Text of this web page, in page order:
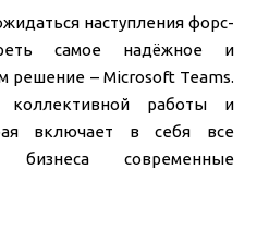
наступления форс-
самое надёжное и
решение – Microsoft Teams.
работы и
включает в себя все
современные